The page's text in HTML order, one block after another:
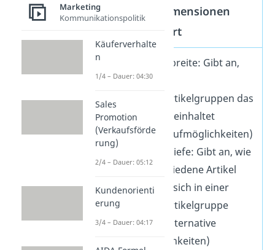
Sortimentsdimensionen
einfach erklärt
Sortimentsbreite: Gibt an,
wie viele
Produkt-/Artikelgruppen das
Sortiment beinhaltet
(additive Kaufmöglichkeiten)
Sortimentstiefe: Gibt an, wie
viele verschiedene Artikel
und Sorten sich in einer
Produkt-/Artikelgruppe
befinden (alternative
Kaufmöglichkeiten)
Marketing
Kommunikationspolitik
Käuferverhalte
n
1/4 – Dauer: 04:30
Sales
Promotion
(Verkaufsförde
rung)
2/4 – Dauer: 05:12
Kundenorienti
erung
3/4 – Dauer: 04:17